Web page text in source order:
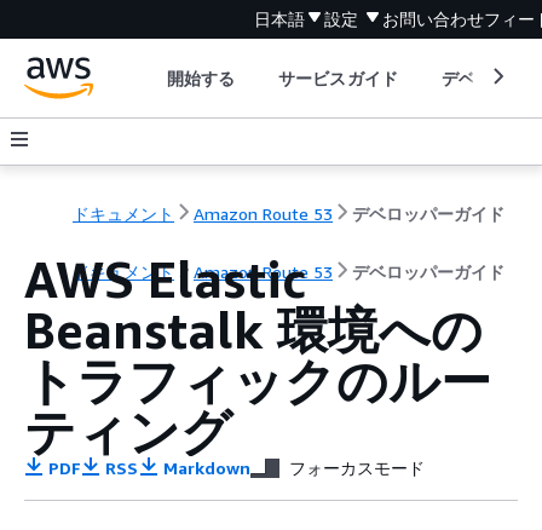
日本語 設定 お問い合わせフィー
開始する サービスガイド デベロッパ
ドキュメント Amazon Route 53 デベロッパーガイド
ドキュメント Amazon Route 53 デベロッパーガイド
AWS Elastic
Beanstalk 環境への
トラフィックのルー
ティング
PDF RSS Markdown フォーカスモード